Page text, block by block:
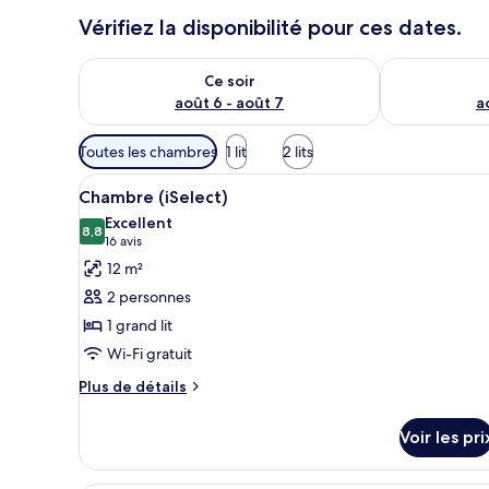
Vérifiez la disponibilité pour ces dates.
Ce soir
août 6 - août 7
Vérifier la disponibilité pour ce soir août 6 - août 7
Vérifier la
Filtres
disponibles
pour
les
chambres
Toutes les chambres 1 lit 2 lits
Afficher
toutes
les
photos
pour
ce
type
de
chambre :
Surmatelas, minibar, coffres-
5
Chambre (iSelect)
8,88,8 sur 10
Excellent
16 avis
(16 avis)
12 m²
2 personnes
1 grand lit
Wi-Fi gratuit
Plus de détails
Plus
le
type
Voir les